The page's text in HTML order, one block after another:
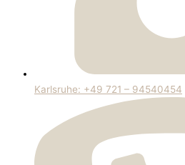
Karlsruhe: +49 721 – 94540454